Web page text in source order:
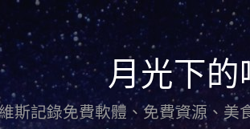
月光下
斯記錄免費軟體、免費資源、美